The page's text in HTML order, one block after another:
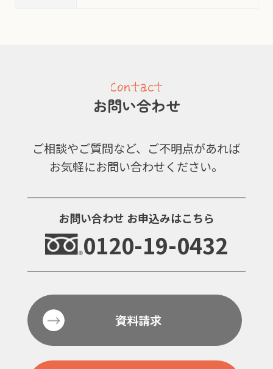
お問い合わせ
ご相談やご質問など、ご不明点があれば
お気軽にお問い合わせください。
お問い合わせ お申込みはこちら
0120-19-0432
資料請求